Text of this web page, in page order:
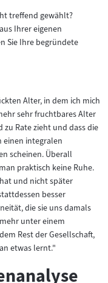
treffend gewählt?
Ihrer eigenen
Sie Ihre begründete
Alter, in dem ich mich
sehr fruchtbares Alter
Rate zieht und dass die
einen integralen
scheinen. Überall
praktisch keine Ruhe.
und nicht später
besser
die sie uns damals
unter einem
Rest der Gesellschaft,
etwas lernt."